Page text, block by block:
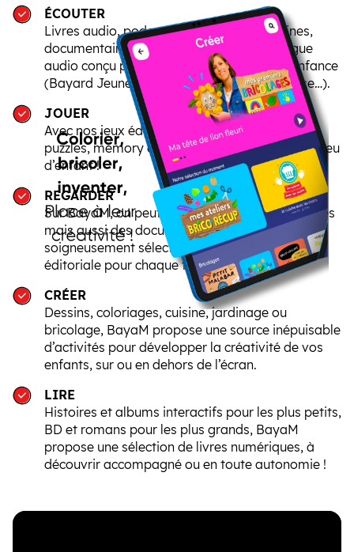
ÉCOUTER
Livres audio, podcasts, chansons, comptines,
documentaires… retrouvez un riche catalogue
audio conçu par des éditeurs experts de l’enfance
(Bayard Jeunesse, Milan, Gallimard Jeunesse…).
JOUER
Avec nos jeux éducatifs, modules interactifs,
puzzles, mémory et quiz, apprendre devient un jeu
d’enfant !
REGARDER
Sur BayaM, on peut regarder des dessins animés
mais aussi des documentaires et des films
soigneusement sélectionnés par notre équipe
éditoriale pour chaque tranche d’âge.
CRÉER
Dessins, coloriages, cuisine, jardinage ou
bricolage, BayaM propose une source inépuisable
d’activités pour développer la créativité de vos
enfants, sur ou en dehors de l’écran.
LIRE
Histoires et albums interactifs pour les plus petits,
BD et romans pour les plus grands, BayaM
propose une sélection de livres numériques, à
découvrir accompagné ou en toute autonomie !